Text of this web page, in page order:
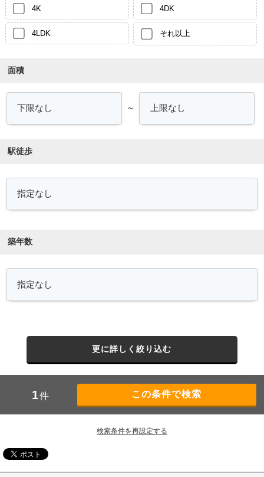
4K 4DK
4LDK それ以上
面積
～
駅徒歩
築年数
更に詳しく絞り込む
1件
検索条件を再設定する